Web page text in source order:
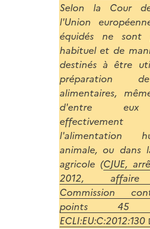
Selon la Cour
l'Union
équidés ne
habituel et de
destinés à être
préparation
alimentaires,
d'entre eux
l'alimentation
animale, ou dans
agricole (CJUE,
2012, affaire
Commission
points
ECLI:EU:C:2012:130